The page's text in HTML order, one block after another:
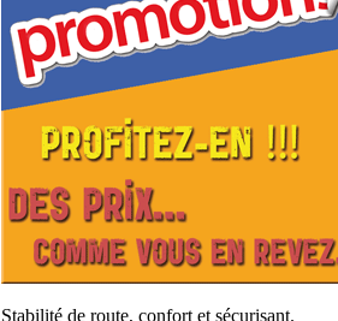
Stabilité de route, confort et sécurisant.